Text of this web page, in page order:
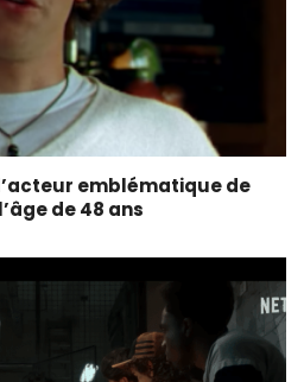
emblématique de
de 48 ans